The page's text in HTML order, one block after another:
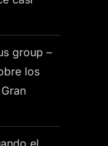
group –
los
el